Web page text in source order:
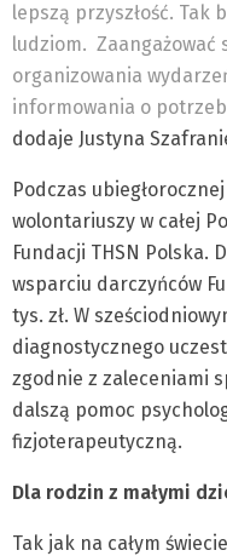
lepszą przyszłość. Tak
ludziom. Zaangażować
organizowania
informowania o
dodaje Justyna
Podczas
wolontariuszy w całej
Fundacji THSN Polska.
wsparciu darczyńców
tys. zł. W
diagnostycznego
zgodnie z zaleceniami
dalszą pomoc
fizjoterapeutyczną.
Dla rodzin z małymi
Tak jak na całym